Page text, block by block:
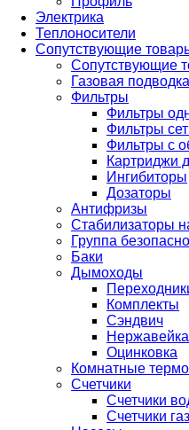
Электрика
Теплоносители
Сопутствующие
Сопутствующие
Газовая подводка
Фильтры
Фильтры
Фильтры
Фильтры с
Картриджи
Ингибиторы
Дозаторы
Антифризы
Стабилизаторы
Группа
Баки
Дымоходы
Комплекты
Сэндвич
Нержавейка
Оцинковка
Комнатные
Счетчики
Счетчики
Счетчики